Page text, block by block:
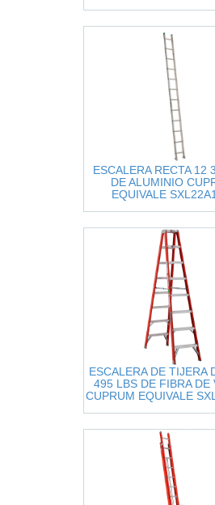
ESCALERA RECTA 12
DE ALUMINIO
EQUIVALE
ESCALERA DE TIJERA
495 LBS DE FIBRA DE
CUPRUM EQUIVALE